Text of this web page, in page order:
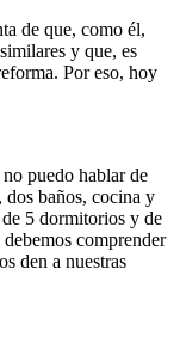
de que, como él,
y que, es
Por eso, hoy
puedo hablar de
baños, cocina y
5 dormitorios y de
comprender
den a nuestras